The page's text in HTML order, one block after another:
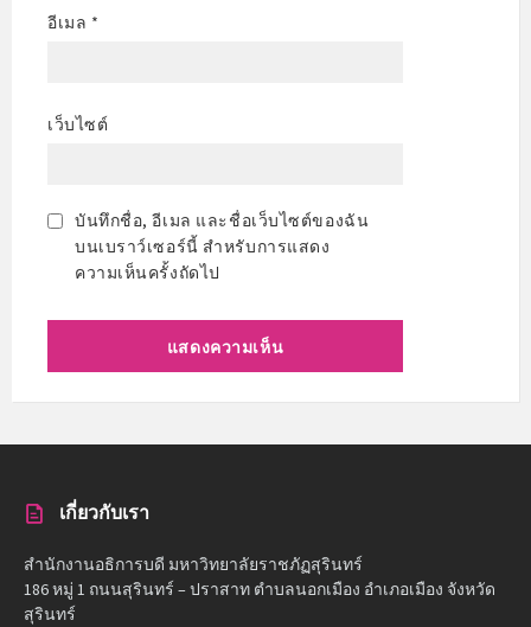
อีเมล *
เว็บไซต์
บันทึกชื่อ, อีเมล และชื่อเว็บไซต์ของฉัน
บนเบราว์เซอร์นี้ สำหรับการแสดง
ความเห็นครั้งถัดไป
เกี่ยวกับเรา
สำนักงานอธิการบดี มหาวิทยาลัยราชภัฏสุรินทร์
186 หมู่ 1 ถนนสุรินทร์ – ปราสาท ตำบลนอกเมือง อำเภอเมือง จังหวัด
สุรินทร์